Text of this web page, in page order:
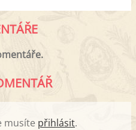
musíte přihlásit.